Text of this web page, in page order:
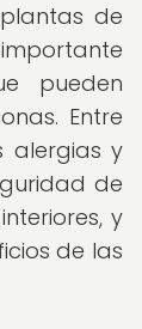
de
pueden
Entre
alergias y
de
y
de las